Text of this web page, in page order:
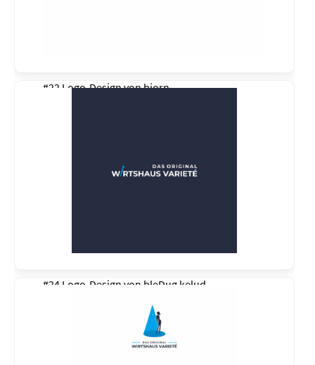
#22 Logo-Design vonbjorn
#24 Logo-Design von bleDug kelud